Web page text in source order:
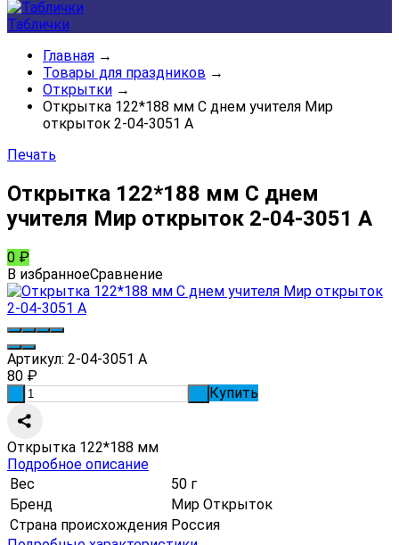
Таблички
Главная →
Товары для праздников →
Открытки →
Открытка 122*188 мм С днем учителя Мир
открыток 2-04-3051 А
Печать
Открытка 122*188 мм С днем
учителя Мир открыток 2-04-3051 А
0 ₽
В избранноеСравнение
Артикул: 2-04-3051 А
80 ₽
Купить
Открытка 122*188 мм
Подробное описание
Вес
50 г
Бренд
Мир Открыток
Страна происхождения Россия